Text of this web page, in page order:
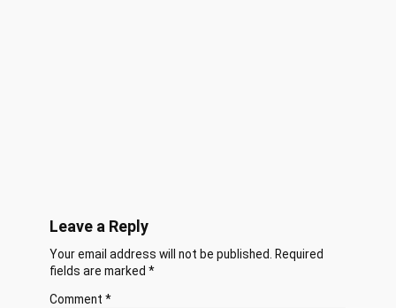
Leave a Reply
Your email address will not be published. Required
fields are marked *
Comment *